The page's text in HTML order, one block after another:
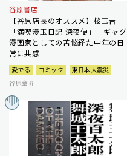
谷原書店
【谷原店長のオススメ】桜玉吉
「満喫漫玉日記 深夜便」 ギャグ
漫画家としての苦悩経た中年の日
常に共感
愛でる コミック
東日本大震災
谷原章介